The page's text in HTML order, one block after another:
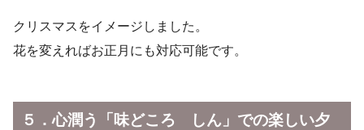
クリスマスをイメージしました。
花を変えればお正月にも対応可能です。
５．心潤う「味どころ しん」での楽しい夕